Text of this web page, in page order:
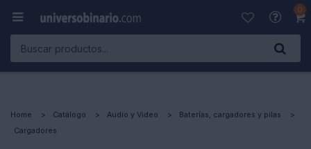
0

Home Catálogo Audio y Video
Baterías, cargadores y pilas
Cargadores